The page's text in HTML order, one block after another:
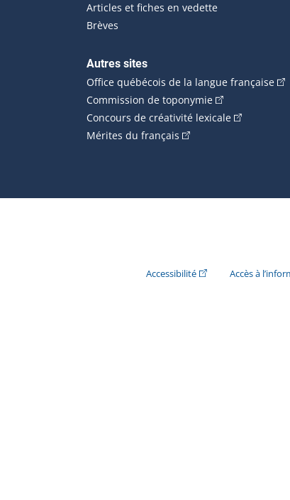
Articles et fiches en vedette
Brèves
Autres sites
Office québécois de la langue française
Commission de toponymie(Cet hyperlien
Concours de créativité lexicale(Cet
Mérites du français (Cet hyperlien
Accessibilité(Cet hyperlien
Accès à